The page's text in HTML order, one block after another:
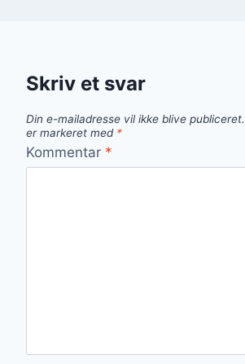
Skriv et svar
Din e-mailadresse vil ikke blive publiceret.
er markeret med *
Kommentar *